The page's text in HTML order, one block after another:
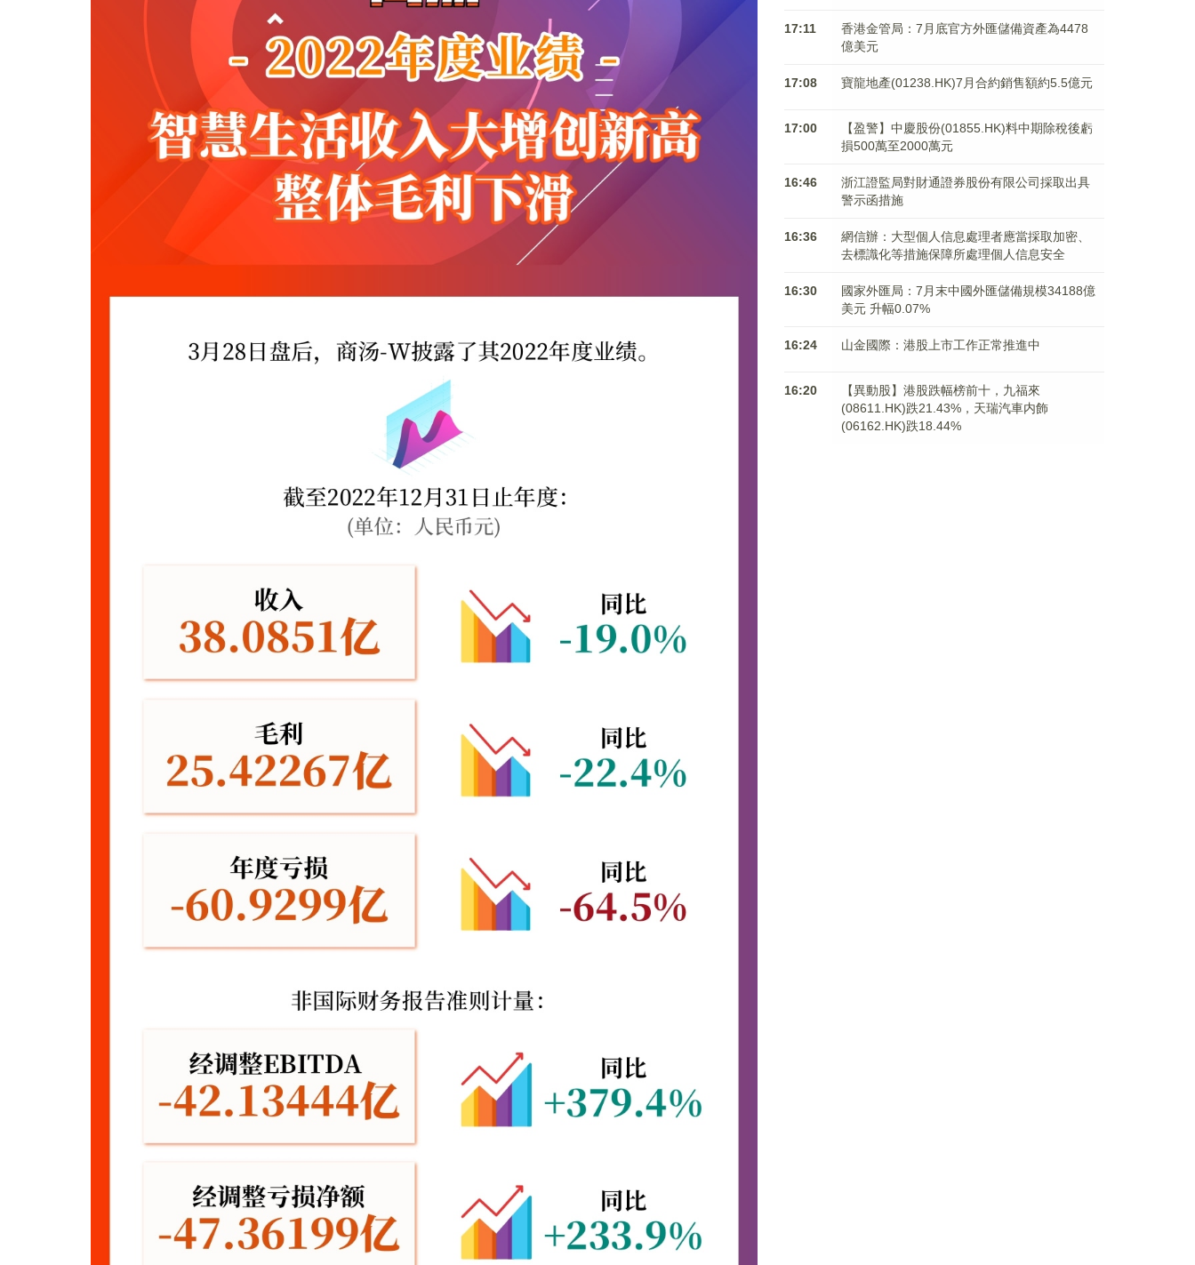
17:11
香港金管局：7月底官方外匯儲備資產為4478
億美元
17:08 寶龍地產(01238.HK)7月合約銷售額約5.5億元
17:00
【盈警】中慶股份(01855.HK)料中期除稅後虧
損500萬至2000萬元
16:46
浙江證監局對財通證券股份有限公司採取出具
警示函措施
16:36
網信辦：大型個人信息處理者應當採取加密、
去標識化等措施保障所處理個人信息安全
16:30
國家外匯局：7月末中國外匯儲備規模34188億
美元 升幅0.07%
16:24 山金國際：港股上市工作正常推進中
16:20
【異動股】港股跌幅榜前十，九福來
(08611.HK)跌21.43%，天瑞汽車内飾
(06162.HK)跌18.44%